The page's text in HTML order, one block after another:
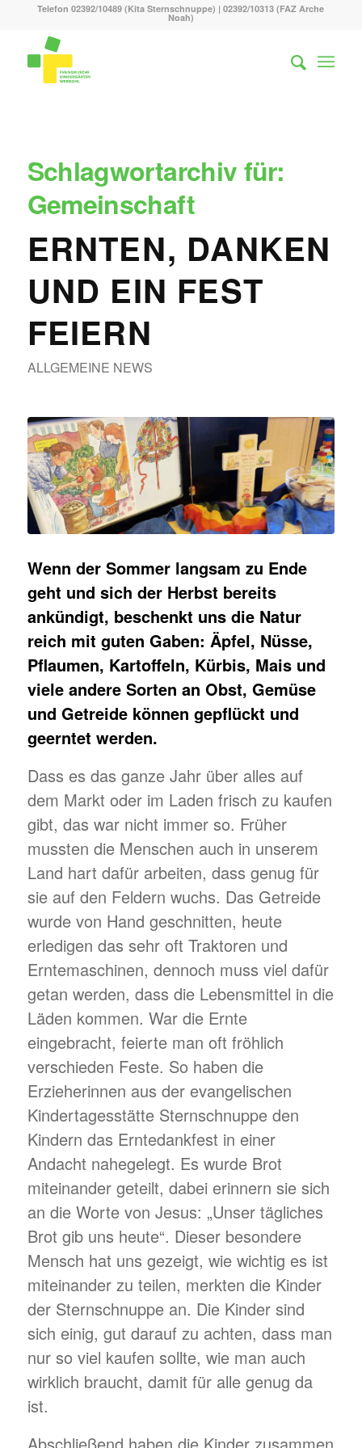
Telefon 02392/10489 (Kita Sternschnuppe) | 02392/10313 (FAZ Arche
Noah)
Schlagwortarchiv für:
Gemeinschaft
ERNTEN, DANKEN
UND EIN FEST
FEIERN
ALLGEMEINE NEWS
Wenn der Sommer langsam zu Ende
geht und sich der Herbst bereits
ankündigt, beschenkt uns die Natur
reich mit guten Gaben: Äpfel, Nüsse,
Pflaumen, Kartoffeln, Kürbis, Mais und
viele andere Sorten an Obst, Gemüse
und Getreide können gepflückt und
geerntet werden.
Dass es das ganze Jahr über alles auf
dem Markt oder im Laden frisch zu kaufen
gibt, das war nicht immer so. Früher
mussten die Menschen auch in unserem
Land hart dafür arbeiten, dass genug für
sie auf den Feldern wuchs. Das Getreide
wurde von Hand geschnitten, heute
erledigen das sehr oft Traktoren und
Erntemaschinen, dennoch muss viel dafür
getan werden, dass die Lebensmittel in die
Läden kommen. War die Ernte
eingebracht, feierte man oft fröhlich
verschieden Feste. So haben die
Erzieherinnen aus der evangelischen
Kindertagesstätte Sternschnuppe den
Kindern das Erntedankfest in einer
Andacht nahegelegt. Es wurde Brot
miteinander geteilt, dabei erinnern sie sich
an die Worte von Jesus: „Unser tägliches
Brot gib uns heute“. Dieser besondere
Mensch hat uns gezeigt, wie wichtig es ist
miteinander zu teilen, merkten die Kinder
der Sternschnuppe an. Die Kinder sind
sich einig, gut darauf zu achten, dass man
nur so viel kaufen sollte, wie man auch
wirklich braucht, damit für alle genug da
ist.
Abschließend haben die Kinder zusammen